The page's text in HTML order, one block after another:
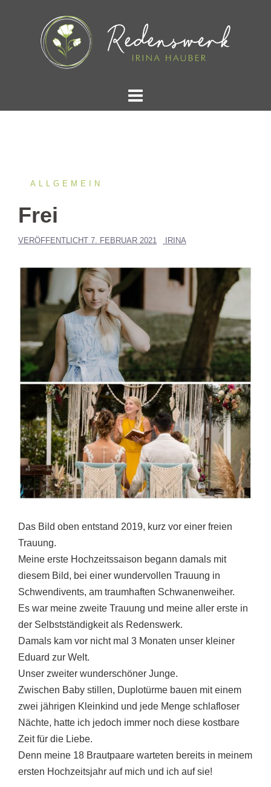
ALLGEMEIN
Frei
VERÖFFENTLICHT 7. FEBRUAR 2021 IRINA
Das Bild oben entstand 2019, kurz vor einer freien
Trauung.
Meine erste Hochzeitssaison begann damals mit
diesem Bild, bei einer wundervollen Trauung in
Schwendivents, am traumhaften Schwanenweiher.
Es war meine zweite Trauung und meine aller erste in
der Selbstständigkeit als Redenswerk.
Damals kam vor nicht mal 3 Monaten unser kleiner
Eduard zur Welt.
Unser zweiter wunderschöner Junge.
Zwischen Baby stillen, Duplotürme bauen mit einem
zwei jährigen Kleinkind und jede Menge schlafloser
Nächte, hatte ich jedoch immer noch diese kostbare
Zeit für die Liebe.
Denn meine 18 Brautpaare warteten bereits in meinem
ersten Hochzeitsjahr auf mich und ich auf sie!